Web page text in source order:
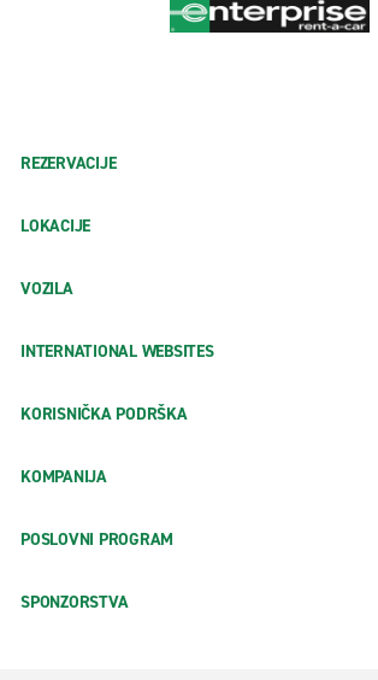
REZERVACIJE
LOKACIJE
VOZILA
INTERNATIONAL WEBSITES
KORISNIČKA PODRŠKA
KOMPANIJA
POSLOVNI PROGRAM
SPONZORSTVA